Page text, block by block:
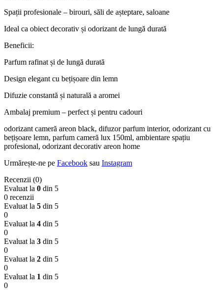
Spații profesionale – birouri, săli de așteptare, saloane
Ideal ca obiect decorativ și odorizant de lungă durată
Beneficii:
Parfum rafinat și de lungă durată
Design elegant cu bețișoare din lemn
Difuzie constantă și naturală a aromei
Ambalaj premium – perfect și pentru cadouri
odorizant cameră areon black, difuzor parfum interior, odorizant cu
bețișoare lemn, parfum cameră lux 150ml, ambientare spațiu
profesional, odorizant decorativ areon home
Urmărește-ne pe Facebook sau Instagram
Recenzii (0)
Evaluat la 0 din 5
0 recenzii
Evaluat la 5 din 5
0
Evaluat la 4 din 5
0
Evaluat la 3 din 5
0
Evaluat la 2 din 5
0
Evaluat la 1 din 5
0